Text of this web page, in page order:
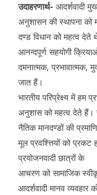
उदाहरणार्थ- आदर्शवादी
अनुशासन की स्थापना को
दण्ड विधान को महत्व देते
आनन्दपूर्ण सहयोगी
दमनात्मक, प्रभावात्मक,
जात हैं।
भारतीय परिप्रेक्ष्य में हम
अनुशास को महत्व देते हैं।
नैतिक मानदण्डों की
मूल प्रवश्त्तियों को प्रकट
प्रयोजनवादी छात्रों के
आचरण को सामाजिक
आदर्शवादी मानव व्यवहार